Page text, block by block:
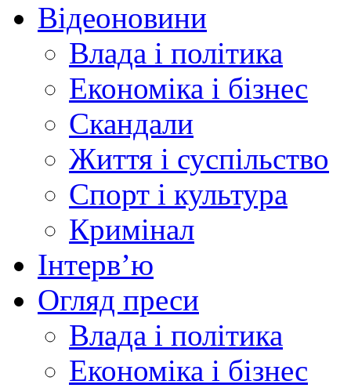
Відеоновини
Влада і політика
Економіка і бізнес
Скандали
Життя і суспільство
Спорт і культура
Кримінал
Інтерв’ю
Огляд преси
Влада і політика
Економіка і бізнес